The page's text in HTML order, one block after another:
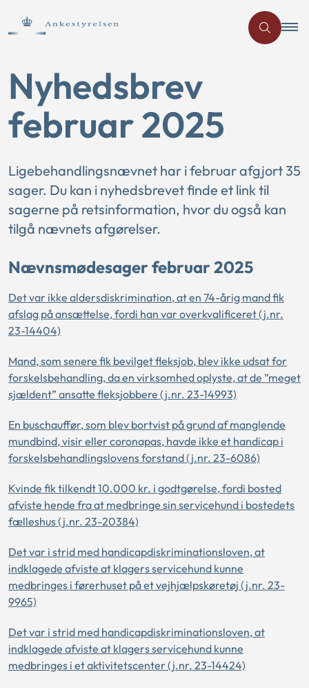
Nyhedsbrev
februar 2025
Ligebehandlingsnævnet har i februar afgjort 35
sager. Du kan i nyhedsbrevet finde et link til
sagerne på retsinformation, hvor du også kan
tilgå nævnets afgørelser.
Nævnsmødesager februar 2025
Det var ikke aldersdiskrimination, at en 74-årig mand fik
afslag på ansættelse, fordi han var overkvalificeret (j.nr.
23-14404)
Mand, som senere fik bevilget fleksjob, blev ikke udsat for
forskelsbehandling, da en virksomhed oplyste, at de ”meget
sjældent” ansatte fleksjobbere (j.nr. 23-14993)
En buschauffør, som blev bortvist på grund af manglende
mundbind, visir eller coronapas, havde ikke et handicap i
forskelsbehandlingslovens forstand (j.nr. 23-6086)
Kvinde fik tilkendt 10.000 kr. i godtgørelse, fordi bosted
afviste hende fra at medbringe sin servicehund i bostedets
fælleshus (j.nr. 23-20384)
Det var i strid med handicapdiskriminationsloven, at
indklagede afviste at klagers servicehund kunne
medbringes i førerhuset på et vejhjælpskøretøj (j.nr. 23-
9965)
Det var i strid med handicapdiskriminationsloven, at
indklagede afviste at klagers servicehund kunne
medbringes i et aktivitetscenter (j.nr. 23-14424)